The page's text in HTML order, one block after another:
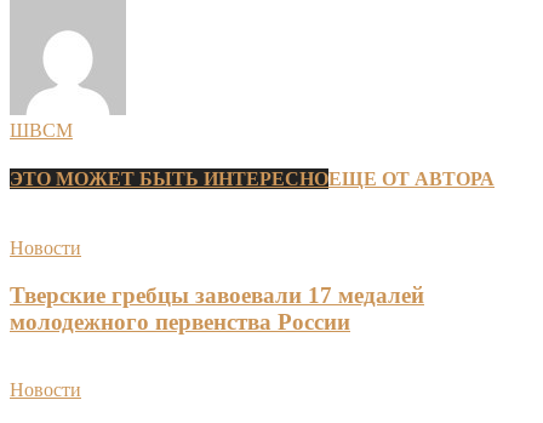
ШВСМ
ЭТО МОЖЕТ БЫТЬ ИНТЕРЕСНОЕЩЕ ОТ АВТОРА
Новости
Тверские гребцы завоевали 17 медалей
молодежного первенства России
Новости